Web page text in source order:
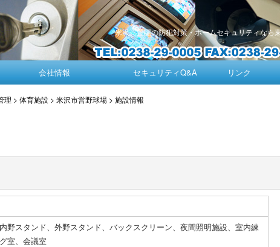
米沢、置賜の防犯対策・ホームセキュリティなら
会社情報 セキュリティQ&A リンク
理 > 体育施設 > 米沢市営野球場 > 施設情報
野スタンド、外野スタンド、バックスクリーン、夜間照明施設、室内練
室、会議室